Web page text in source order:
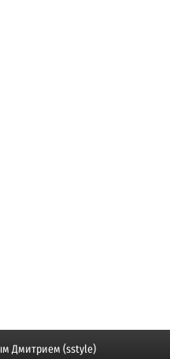
Дмитрием (sstyle)